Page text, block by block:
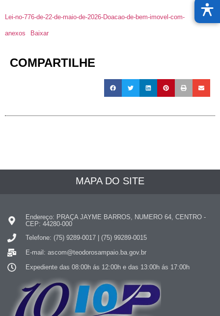
Lei-no-776-de-22-de-maio-de-2026-Doacao-de-bem-imovel-com-
anexos Baixar
COMPARTILHE
MAPA DO SITE
Endereço: PRAÇA JAYME BARROS, NUMERO 64, CENTRO -
CEP: 44280-000
Telefone: (75) 9289-0017 | (75) 99289-0015
E-mail: ascom@teodorosampaio.ba.gov.br
Expediente das 08:00h ás 12:00h e das 13:00h ás 17:00h